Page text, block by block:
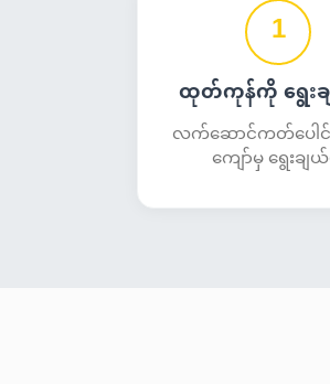
1
ထုတ်ကုန်ကို ရွေးခ
လက်ဆောင်ကတ်ပေါင်
ကျော်မှ ရွေးချ